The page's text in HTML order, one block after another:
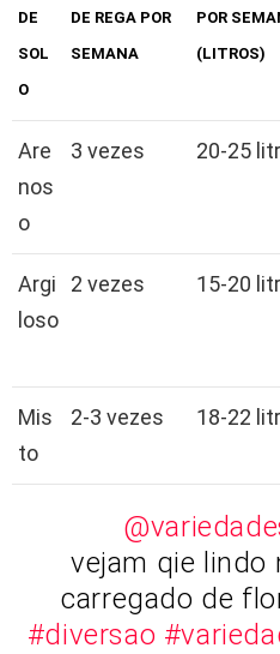
DE
SOL
O
DE REGA POR
SEMANA
POR
(LITROS)
Are
nos
o
3 vezes 20-25
Argi
loso
2 vezes 15-20
Mis
to
2-3 vezes 18-22
vejam qie lindo
carregado de
#diversao